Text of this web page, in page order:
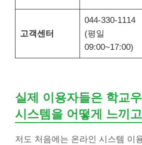
고객센터
044-330-1114
(평일
09:00~17:00)
실제 이용자들은 학교
시스템을 어떻게 느끼
저도 처음에는 온라인 시스템 이